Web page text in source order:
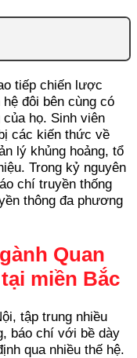
tiếp chiến lược
đôi bên cùng có
họ. Sinh viên
các kiến thức về
lý khủng hoảng, tổ
Trong kỷ nguyên
chí truyền thống
thông đa phương
Quan
miền Bắc
tập trung nhiều
báo chí với bề dày
qua nhiều thế hệ.